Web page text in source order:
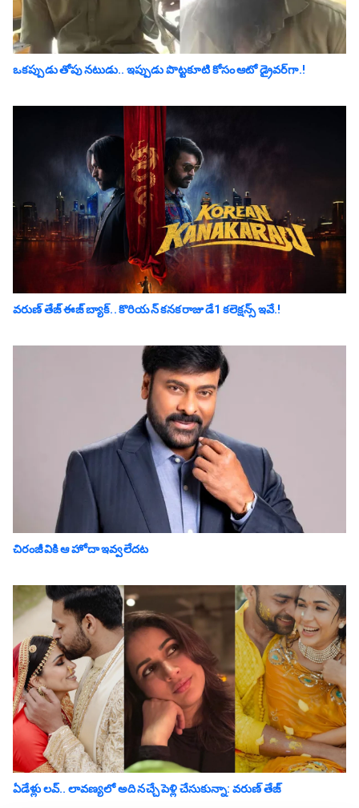
ఒక‌ప్పుడు తోపు న‌టుడు.. ఇప్పుడు పొట్టకూటి కోసం ఆటో డ్రైవ‌ర్‌గా.!
వరుణ్ తేజ్ ఈజ్ బ్యాక్‌.. కొరియన్ కనకరాజు డే1 క‌లెక్ష‌న్స్ ఇవే.!
చిరంజీవికి ఆ హోదా ఇవ్వలేదట
ఏడేళ్లు ల‌వ్‌.. లావ‌ణ్య‌లో అది న‌చ్చే పెళ్లి చేసుకున్నా: వ‌రుణ్ తేజ్‌